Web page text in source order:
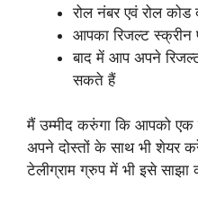
रोल नंबर एवं रोल
आपका रिजल्ट
बाद में आप अपने
सकते हैं
मैं उम्मीद करुंगा कि आपको
अपने दोस्तों के साथ भी शेयर
टेलीग्राम ग्रुप में भी इसे साझा